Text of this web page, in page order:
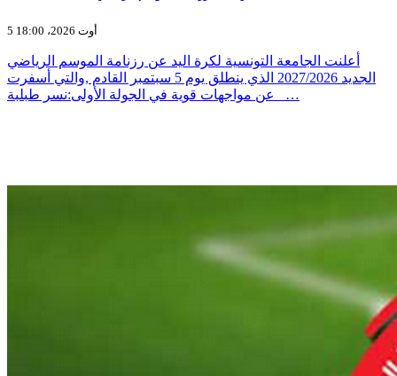
5 أوت 2026، 18:00
أعلنت الجامعة التونسية لكرة اليد عن رزنامة الموسم الرياضي
الجديد 2027/2026 الذي ينطلق يوم 5 سبتمبر القادم ,والتي أسفرت
عن مواجهات قوية في الجولة الأولى:نسر طبلبة _…